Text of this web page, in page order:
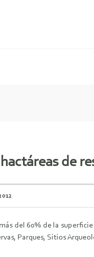
de
del 60% de la
Parques, Sitios